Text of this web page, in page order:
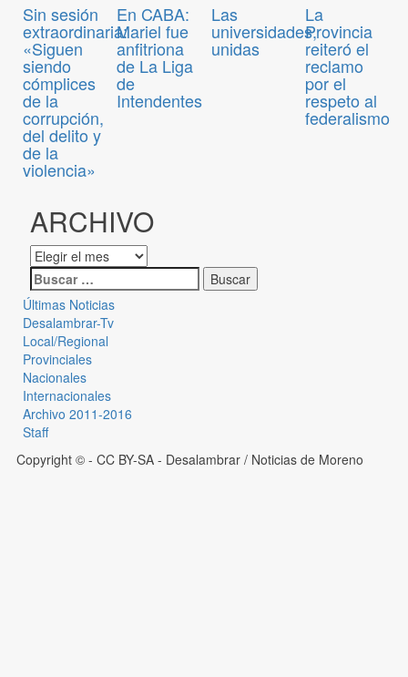
Sin sesión
extraordinaria:
«Siguen
siendo
cómplices
de la
corrupción,
del delito y
de la
violencia»
En CABA:
Mariel fue
anfitriona
de La Liga
de
Intendentes
Las
universidades,
unidas
La
Provincia
reiteró el
reclamo
por el
respeto al
federalismo
ARCHIVO
Últimas Noticias
Desalambrar-Tv
Local/Regional
Provinciales
Nacionales
Internacionales
Archivo 2011-2016
Staff
Copyright © - CC BY-SA - Desalambrar / Noticias de Moreno